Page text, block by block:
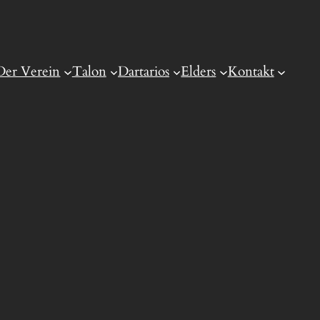
Verein Talon Dartarios Elders Kontakt